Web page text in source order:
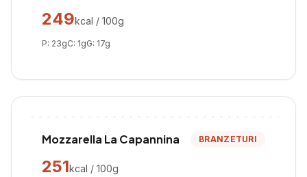
249kcal / 100g
P: 23gC: 1gG: 17g
Mozzarella La Capannina BRANZETURI
251kcal / 100g